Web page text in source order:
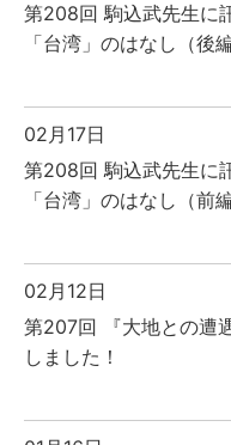
第208回 駒込武先生に
「台湾」のはなし（後編
02月17日
第208回 駒込武先生に
「台湾」のはなし（前編
02月12日
第207回 『大地との遭
しました！